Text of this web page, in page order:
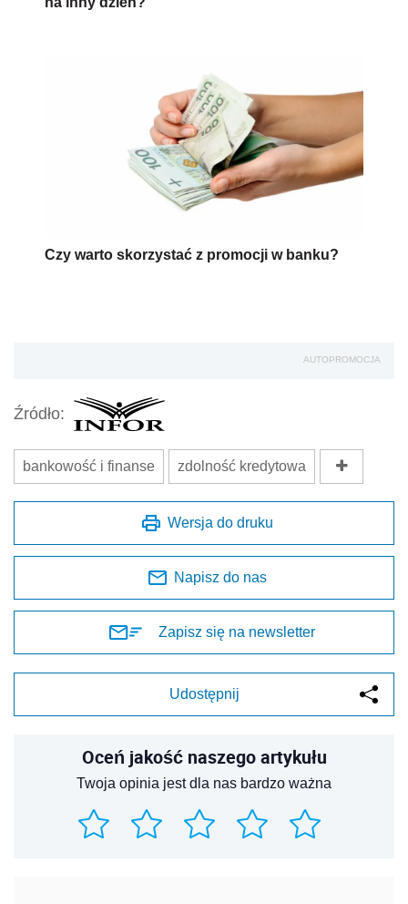
Czy warto skorzystać z promocji w banku?
AUTOPROMOCJA
Źródło:
bankowość i finanse zdolność kredytowa
Wersja do druku
Napisz do nas
Zapisz się na newsletter
Udostępnij
Oceń jakość naszego artykułu
Twoja opinia jest dla nas bardzo ważna